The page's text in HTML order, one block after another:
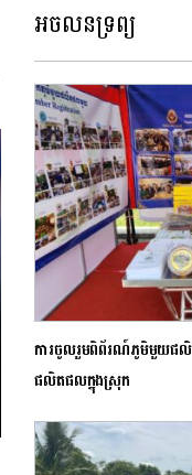
អចលនទ្រព្យ
ការចូលរួមពិព័រណ៍ភូមិមួយផលិ
ផលិតផលក្នុងស្រុក